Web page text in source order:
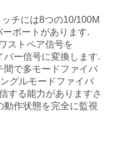
チには8つの10/100M
ポートがあります.
ストペア信号を
ー信号に変換します.
間で多モードファイバ
グルモードファイバ
する能力がありますさ
動作状態を完全に監視